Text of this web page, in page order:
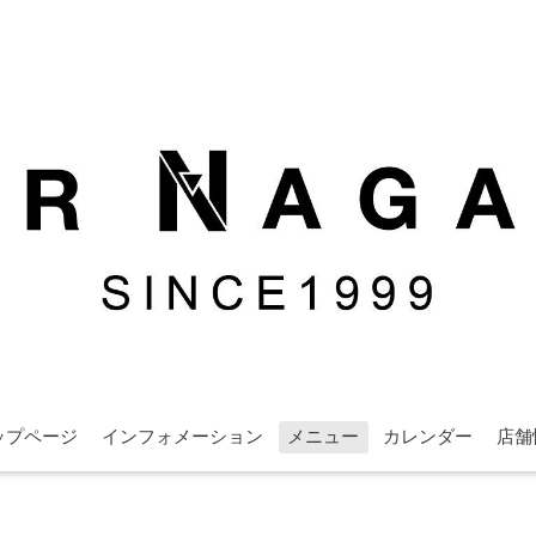
プページ インフォメーション メニュー カレンダー 店